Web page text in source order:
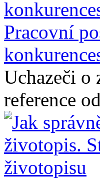
Pracovní
Uchazeči o
reference